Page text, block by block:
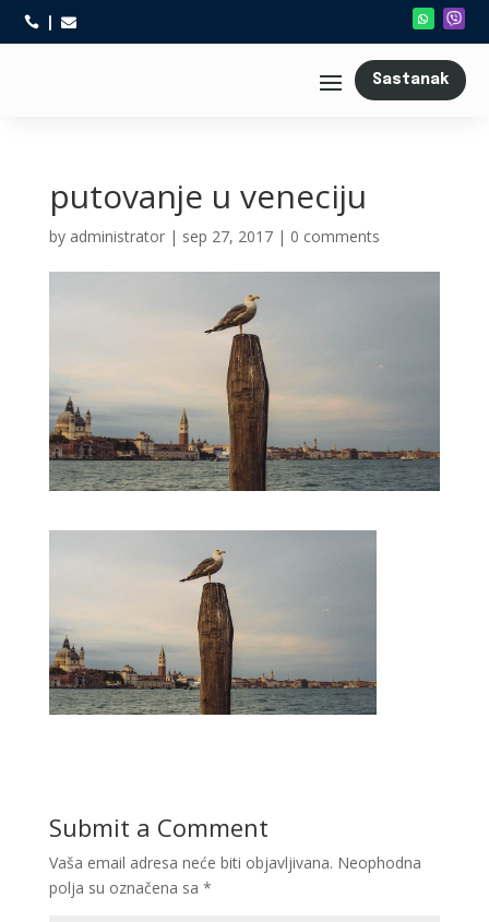
 
Sastanak
putovanje u veneciju
by administrator| sep 27, 2017| 0 comments
Submit a Comment
Vaša email adresa neće biti objavljivana. Neophodna
polja su označena sa *